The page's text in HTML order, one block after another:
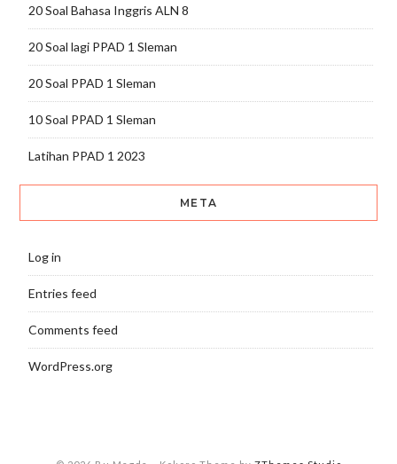
20 Soal Bahasa Inggris ALN 8
20 Soal lagi PPAD 1 Sleman
20 Soal PPAD 1 Sleman
10 Soal PPAD 1 Sleman
Latihan PPAD 1 2023
META
Log in
Entries feed
Comments feed
WordPress.org